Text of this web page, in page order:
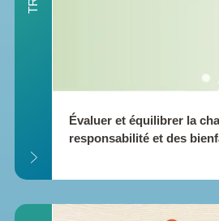
Évaluer et équilibrer la
responsabilité et des